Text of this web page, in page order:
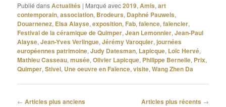
Publié dansActualités | Marqué avec2019,Amis,art
contemporain,association, Brodeurs, Daphné Pauwels,
Douarnenez, Elsa Alayse,exposition, Fab,faïence,faïencier,
Festival de la céramique de Quimper,Jean Lemonnier,Jean-Paul
Alayse,Jean-Yves Verlingue,Jérémy Varoquier,journées
européennes patrimoine,Judy Datesman, Lapicque, Loïc Hervé,
Mathieu Casseau,musée,Olivier Lapicque, Philippe Bernelle, Prix,
Quimper,Stivel, Une oeuvre en Faïence,visite,Wang Zhen Da
Navigation
← Articles plus anciens Articles plus récents →